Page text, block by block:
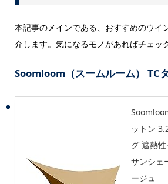
本記事のメインである、おすすめのウイ
介します。気になるモノがあればチェッ
Soomloom（スームルーム） TC
ットン
グ 遮熱
サンシェ
ージュ